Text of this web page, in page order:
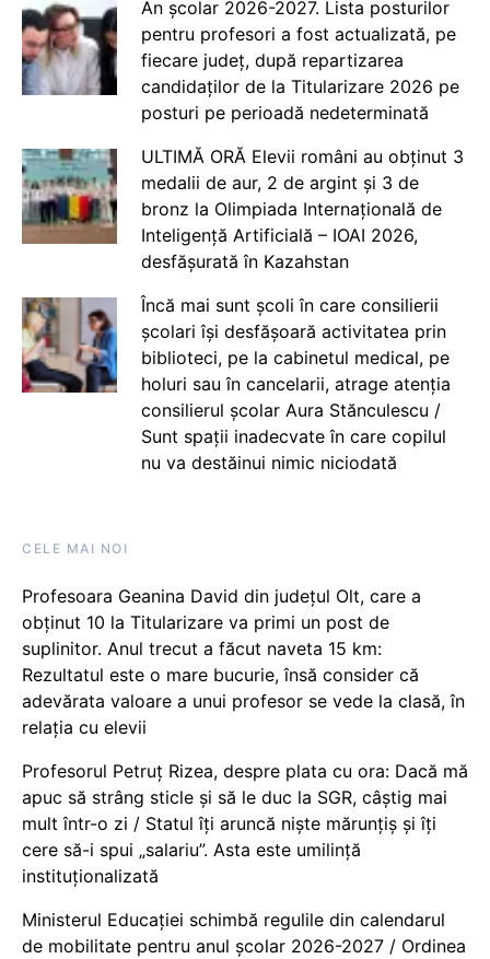
An școlar 2026-2027. Lista posturilor
pentru profesori a fost actualizată, pe
fiecare județ, după repartizarea
candidaților de la Titularizare 2026 pe
posturi pe perioadă nedeterminată
ULTIMĂ ORĂ Elevii români au obținut 3
medalii de aur, 2 de argint și 3 de
bronz la Olimpiada Internațională de
Inteligență Artificială – IOAI 2026,
desfășurată în Kazahstan
Încă mai sunt școli în care consilierii
școlari își desfășoară activitatea prin
biblioteci, pe la cabinetul medical, pe
holuri sau în cancelarii, atrage atenția
consilierul școlar Aura Stănculescu /
Sunt spații inadecvate în care copilul
nu va destăinui nimic niciodată
CELE MAI NOI
Profesoara Geanina David din județul Olt, care a
obținut 10 la Titularizare va primi un post de
suplinitor. Anul trecut a făcut naveta 15 km:
Rezultatul este o mare bucurie, însă consider că
adevărata valoare a unui profesor se vede la clasă, în
relația cu elevii
Profesorul Petruț Rizea, despre plata cu ora: Dacă mă
apuc să strâng sticle și să le duc la SGR, câștig mai
mult într-o zi / Statul îți aruncă niște mărunțiș și îți
cere să-i spui „salariu”. Asta este umilință
instituționalizată
Ministerul Educației schimbă regulile din calendarul
de mobilitate pentru anul școlar 2026-2027 / Ordinea